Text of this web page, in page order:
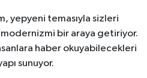
yepyeni temasıyla sizleri
bir araya getiriyor.
haber okuyabilecekleri
sunuyor.